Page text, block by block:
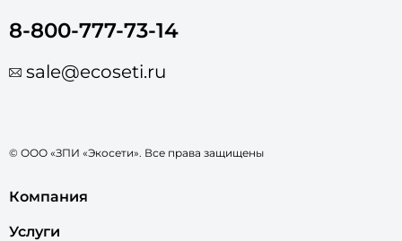
8-800-777-73-14
sale@ecoseti.ru
© ООО «ЗПИ «Экосети». Все права защищены
Компания
Услуги